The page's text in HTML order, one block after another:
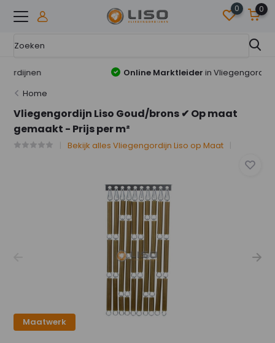
0 0
Online Marktleiderin Vliegengordijnen
Home
Vliegengordijn Liso Goud/brons ✔ Op maat
gemaakt - Prijs per m²
Bekijk alles Vliegengordijn Liso op Maat
Maatwerk